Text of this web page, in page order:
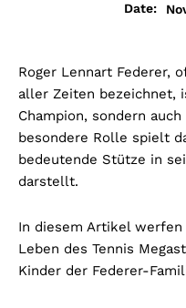
Date:
Roger Lennart Federer,
aller Zeiten bezeichnet,
Champion, sondern
besondere Rolle spielt
bedeutende Stütze in
darstellt.
In diesem Artikel
Leben des Tennis
Kinder der Federer-